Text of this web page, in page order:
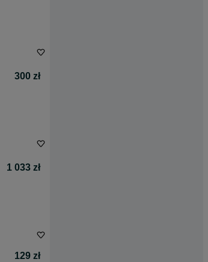
300 zł
1 033 zł
129 zł